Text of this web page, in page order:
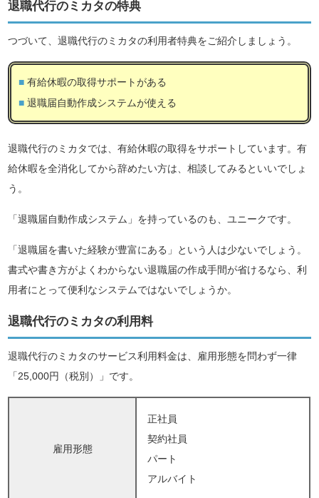
退職代行のミカタの特典
つづいて、退職代行のミカタの利用者特典をご紹介しましょう。
有給休暇の取得サポートがある
退職届自動作成システムが使える
退職代行のミカタでは、有給休暇の取得をサポートしています。有
給休暇を全消化してから辞めたい方は、相談してみるといいでしょ
う。
「退職届自動作成システム」を持っているのも、ユニークです。
「退職届を書いた経験が豊富にある」という人は少ないでしょう。
書式や書き方がよくわからない退職届の作成手間が省けるなら、利
用者にとって便利なシステムではないでしょうか。
退職代行のミカタの利用料
退職代行のミカタのサービス利用料金は、雇用形態を問わず一律
「25,000円（税別）」です。
雇用形態
正社員
契約社員
パート
アルバイト